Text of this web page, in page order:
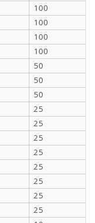
100
100
100
100
50
50
50
25
25
25
25
25
25
25
25